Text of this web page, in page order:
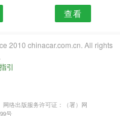
查看
2010 chinacar.com.cn. All rights
引
网络出版服务许可证：（署）网
号